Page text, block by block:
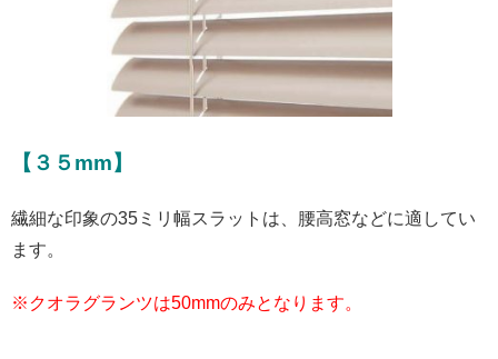
【３５mm】
繊細な印象の35ミリ幅スラットは、腰高窓などに適してい
ます。
※クオラグランツは50mmのみとなります。